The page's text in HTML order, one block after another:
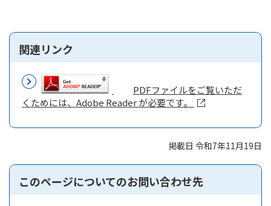
関連リンク
PDFファイルをご覧いただ
くためには、Adobe Reader が必要です。
掲載日 令和7年11月19日
このページについてのお問い合わせ先